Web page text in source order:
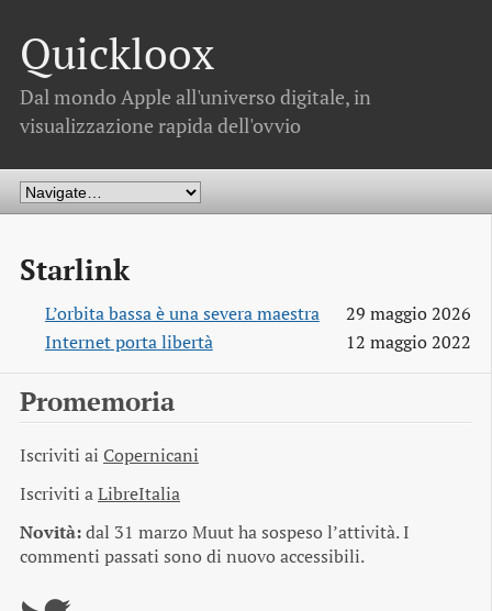
Quickloox
Dal mondo Apple all'universo digitale, in
visualizzazione rapida dell'ovvio
Starlink
L’orbita bassa è una severa maestra
29 maggio 2026
Internet porta libertà
12 maggio 2022
Promemoria
Iscriviti ai Copernicani
Iscriviti aLibreItalia
Novità:dal 31 marzo Muut ha sospeso l’attività. I
commenti passati sono di nuovo accessibili.